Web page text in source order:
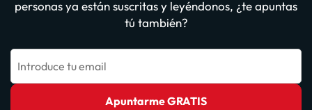
personas ya están suscritas y leyéndonos, ¿te apuntas
tú también?
Introduce tu email
Apuntarme GRATIS